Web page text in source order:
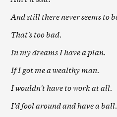
And still there never seems to
That's too bad.
In my dreams I have a plan.
If I got me a wealthy man.
I wouldn't have to work at all.
I’d fool around and have a ball.